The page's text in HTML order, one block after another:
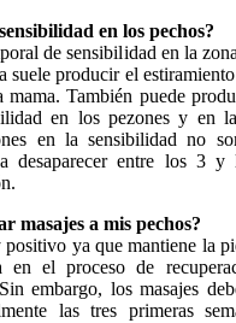
en los pechos?
de sensibilidad en la
suele producir el
También puede
en los pezones y en
en la sensibilidad no
desaparecer entre los 3 y
masajes a mis pechos?
positivo ya que mantiene la
en el proceso de
embargo, los masajes
las tres primeras